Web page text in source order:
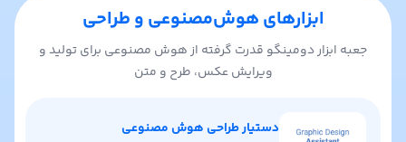
ابزارهای هوش‌مصنوعی و طراحی
جعبه ابزار دومینگو قدرت گرفته از هوش مصنوعی برای تولید و
ویرایش عکس، طرح و متن
دستیار طراحی هوش مصنوعی